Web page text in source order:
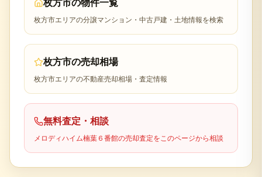
枚方市エリアの分譲マンション・中古戸建・土地情報を検索
枚方市の売却相場
枚方市エリアの不動産売却相場・査定情報
無料査定・相談
メロディハイム楠葉６番館の売却査定をこのページから相談